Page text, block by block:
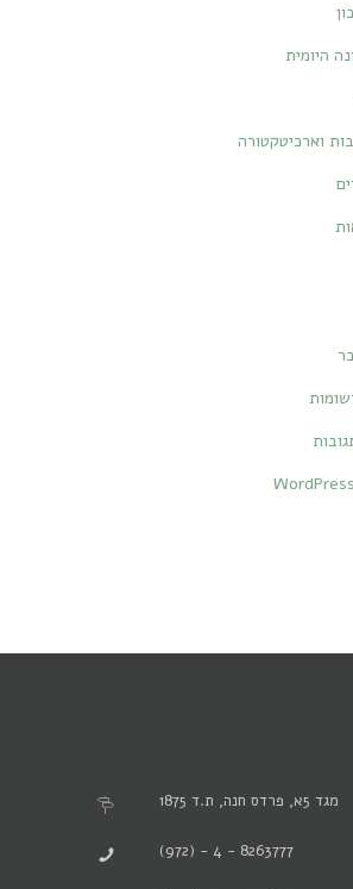
היומית
וארכיטקטורה
מגד 5א, פרדס חנה, ת.ד 1875
(972) - 4 - 8263777